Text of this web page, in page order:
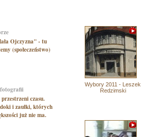
tu
(społeczeństwo)
fotografii
i zaułki, których
już nie ma.
Wybory 2011 - Leszek
Redzimski